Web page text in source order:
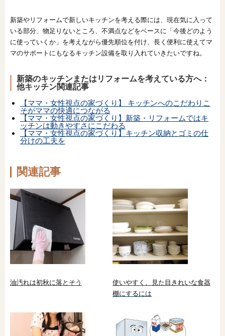
新築やリフォームで新しいキッチンを考える際には、現在気に入って
いる部分、物足りないところ、不満点などをベースに「今後どのよう
に使っていくか」を考えながら優先順位を付け、長く便利に使えてマ
マのサポートにもなるキッチン設備を取り入れていきたいですね。
新築のキッチンまたはリフォームを考えている方へ：
他キッチン関連記事
【ママ・女性視点の家づくり】 キッチンへのこだわりこ
そがママの快適につながる
【ママ・女性視点の家づくり】新築・リフォームではキ
ッチンは動きやすさにこだわる
【ママ・女性視点の家づくり】キッチン収納とゴミの仕
分けの工夫を
関連記事
油汚れは初秋に落とそう
使いやすく、見た目きれいな食器
棚にするには